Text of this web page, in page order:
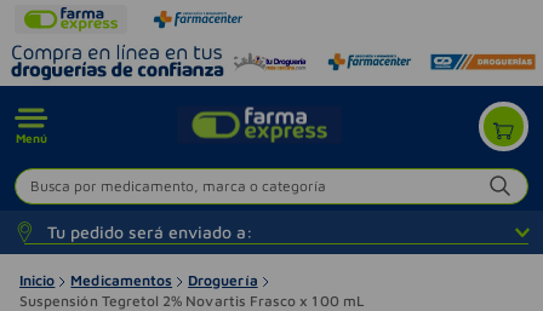
Menú
Busca por medicamento, marca o categoría
Tu pedido será enviado a:
Inicio Medicamentos
Droguería
Suspensión Tegretol 2% Novartis Frasco x 100 mL